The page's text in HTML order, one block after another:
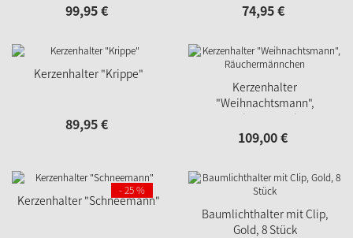
99,95€ 74,95€
Kerzenhalter "Krippe"
89,95€
Kerzenhalter
"Weihnachtsmann",
Räuchermännchen
109,00€
Kerzenhalter "Schneemann"
- 25 %
Baumlichthalter mit Clip,
Gold, 8 Stück